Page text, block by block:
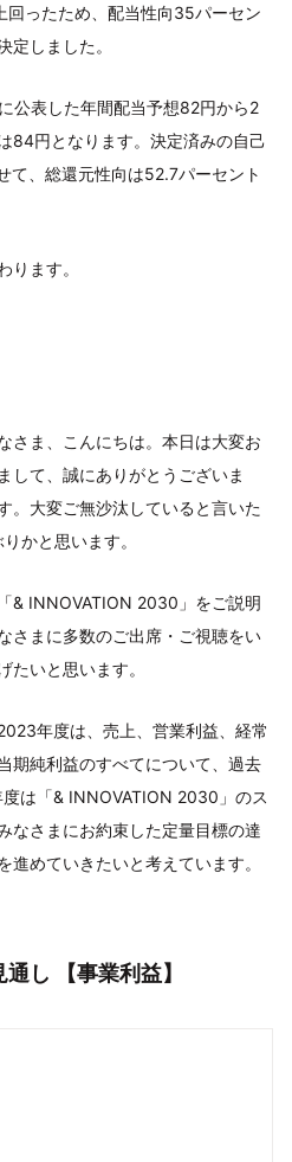
ったため、配当性向35パーセン
定しました。
公表した年間配当予想82円から2
84円となります。決定済みの自己
て、総還元性向は52.7パーセント
ります。
さま、こんにちは。本日は大変お
して、誠にありがとうございま
。大変ご無沙汰していると言いた
かと思います。
& INNOVATION 2030」をご説明
さまに多数のご出席・ご視聴をい
たいと思います。
年度は、売上、営業利益、経常
期純利益のすべてについて、過去
は「& INNOVATION 2030」のス
なさまにお約束した定量目標の達
進めていきたいと考えています。
し 【事業利益】